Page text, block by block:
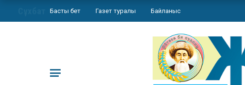
Басты бет Газет туралы Байланыс